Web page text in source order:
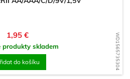
WD1565735304
Cena
1,95 €
produkty skladem
do košíku